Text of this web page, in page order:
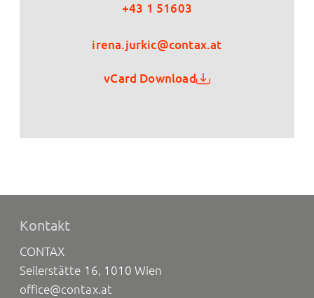
+43 1 51603
irena.jurkic@contax.at
vCard Download
Kontakt
CONTAX
Seilerstätte 16, 1010 Wien
office@contax.at